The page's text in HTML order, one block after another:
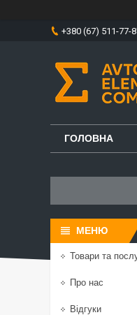
+380 (67) 511-77-
ГОЛОВНА
Товари та
Про нас
Відгуки